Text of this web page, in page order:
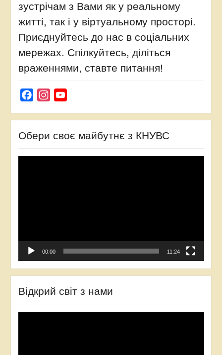
зустрічам з Вами як у реальному
житті, так і у віртуальному просторі.
Приєднуйтесь до нас в соціальних
мережах. Спілкуйтесь, діліться
враженнями, ставте питання!
FacebookInstagram
Обери своє майбутнє з КНУВС
00:00 11:24
Відкрий світ з нами